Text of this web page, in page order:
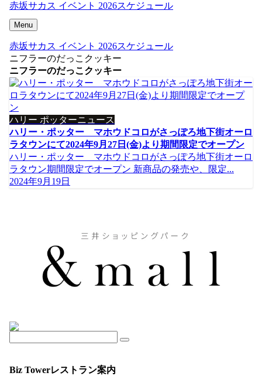
赤坂サカス イベント 2026スケジュール
Menu
赤坂サカス イベント 2026スケジュール
ニフラーのだっこクッキー
ニフラーのだっこクッキー
ハリー ポッターニュース
ハリー・ポッター マホウドコロがさっぽろ地下街オーロ
ラタウンにて2024年9月27日(金)より期間限定でオープン
ハリー・ポッター マホウドコロがさっぽろ地下街オーロ
ラタウン期間限定でオープン 新商品の発売や、限定...
2024年9月19日
Biz Towerレストラン案内